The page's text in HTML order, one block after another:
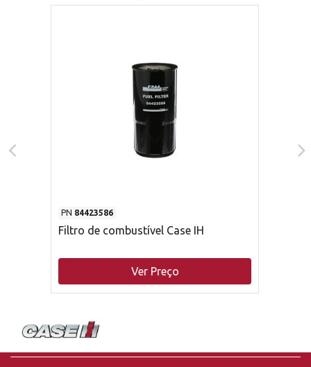
PN 84423586
Filtro de combustível Case IH
Ver Preço